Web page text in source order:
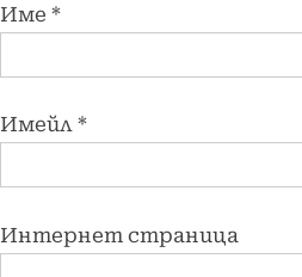
Име *
Имейл *
Интернет страница